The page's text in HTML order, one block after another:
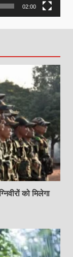
02:00
को मिलेगा